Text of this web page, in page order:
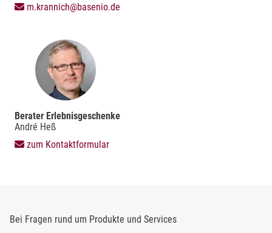
m.krannich@basenio.de
Berater Erlebnisgeschenke
André Heß
zum Kontaktformular
Bei Fragen rund um Produkte und Services